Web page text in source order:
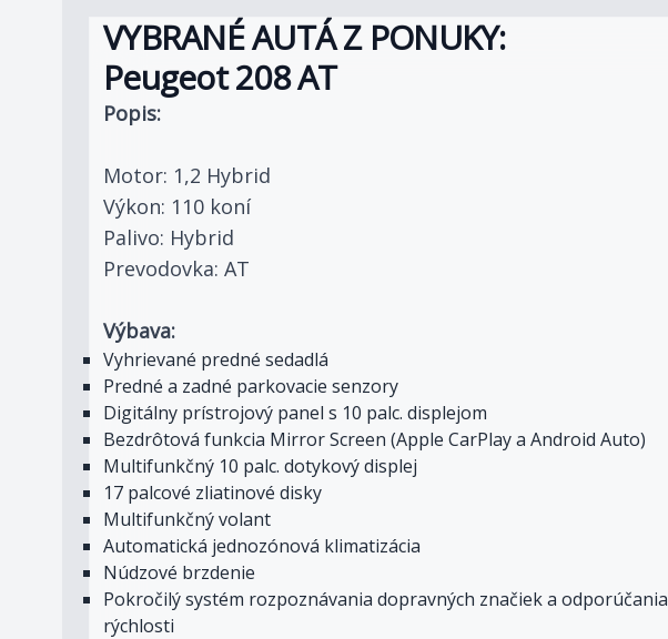
VYBRANÉ AUTÁ Z PONUKY:
Peugeot 208 AT
Popis:
Motor: 1,2 Hybrid
Výkon: 110 koní
Palivo: Hybrid
Prevodovka: AT
Výbava:
Vyhrievané predné sedadlá
Predné a zadné parkovacie senzory
Digitálny prístrojový panel s 10 palc. displejom
Bezdrôtová funkcia Mirror Screen (Apple CarPlay a Android Auto)
Multifunkčný 10 palc. dotykový displej
17 palcové zliatinové disky
Multifunkčný volant
Automatická jednozónová klimatizácia
Núdzové brzdenie
Pokročilý systém rozpoznávania dopravných značiek a odporúčania
rýchlosti